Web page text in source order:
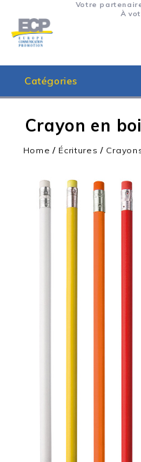
Votre
À
Catégories
Crayon en
Home / Écritures /